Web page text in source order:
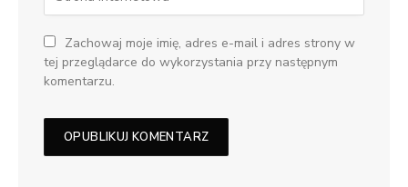
Zachowaj moje imię, adres e-mail i adres strony w
tej przeglądarce do wykorzystania przy następnym
komentarzu.